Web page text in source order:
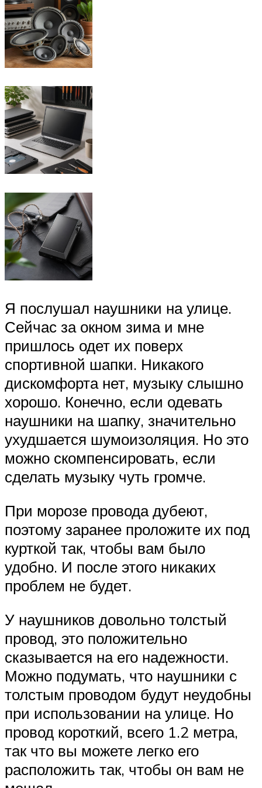
Я послушал наушники на улице.
Сейчас за окном зима и мне
пришлось одет их поверх
спортивной шапки. Никакого
дискомфорта нет, музыку слышно
хорошо. Конечно, если одевать
наушники на шапку, значительно
ухудшается шумоизоляция. Но это
можно скомпенсировать, если
сделать музыку чуть громче.
При морозе провода дубеют,
поэтому заранее проложите их под
курткой так, чтобы вам было
удобно. И после этого никаких
проблем не будет.
У наушников довольно толстый
провод, это положительно
сказывается на его надежности.
Можно подумать, что наушники с
толстым проводом будут неудобны
при использовании на улице. Но
провод короткий, всего 1.2 метра,
так что вы можете легко его
расположить так, чтобы он вам не